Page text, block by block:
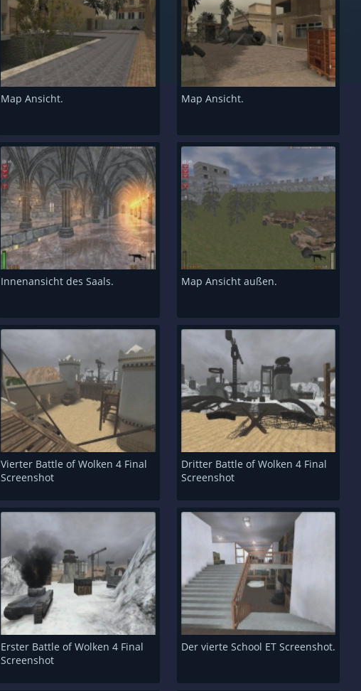
Map Ansicht. Map Ansicht.
Innenansicht des Saals. Map Ansicht außen.
Vierter Battle of Wolken 4 Final
Screenshot
Dritter Battle of Wolken 4 Final
Screenshot
Erster Battle of Wolken 4 Final
Screenshot
Der vierte School ET Screenshot.